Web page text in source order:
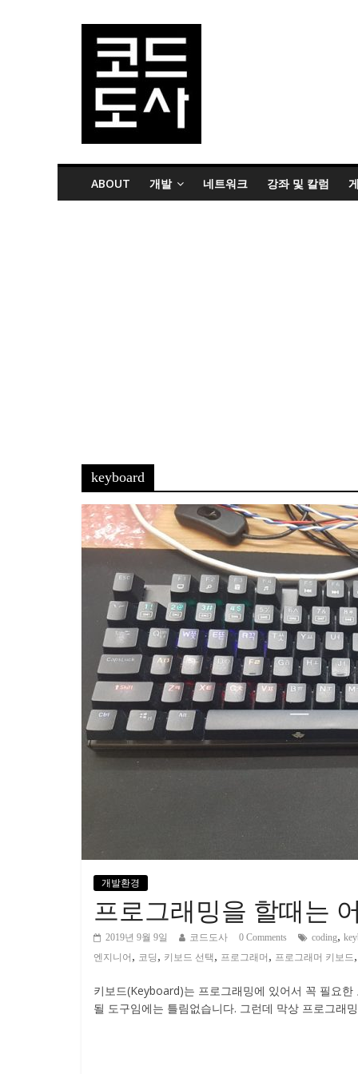
ABOUT 개발 네트워크 강좌 및 칼럼
keyboard
개발환경
프로그래밍을 할때는
2019년 9월 9일 코드도사 0 Comments coding,
엔지니어 , 코딩 , 키보드 선택 , 프로그래머 , 프로그래머 키보드
키보드(Keyboard)는 프로그래밍에 있어서 꼭 필요
될 도구임에는 틀림없습니다. 그런데 막상 프로그래